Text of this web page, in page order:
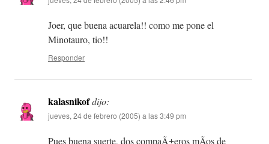
Joer, que buena acuarela!! como me pone el
Minotauro, tio!!
Responder
kalasnikofdijo:
jueves, 24 de febrero (2005) a las 3:49 pm
Pues buena suerte, dos compaÃ±eros mÃ­os de